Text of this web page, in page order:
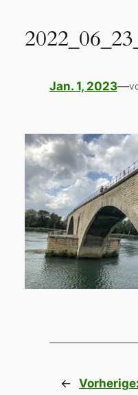
Jan. 1, 2023—
← Vorherige: